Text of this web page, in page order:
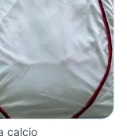
calcio